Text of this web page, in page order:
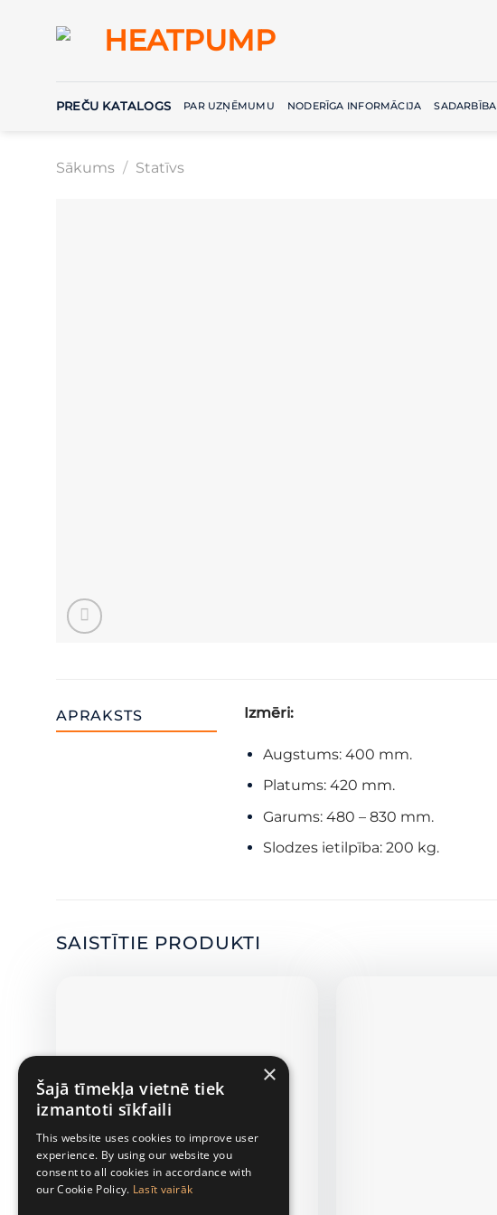
PREČU KATALOGS PAR UZŅĒMUMU NODERĪGA INFORMĀCIJA SADARBĪBA
Sākums / Statīvs
APRAKSTS Izmēri:
Augstums: 400 mm.
Platums: 420 mm.
Garums: 480 – 830 mm.
Slodzes ietilpība: 200 kg.
SAISTĪTIE PRODUKTI
×
Šajā tīmekļa vietnē tiek
izmantoti sīkfaili
This website uses cookies to improve user
experience. By using our website you
consent to all cookies in accordance with
our Cookie Policy. Lasīt vairāk